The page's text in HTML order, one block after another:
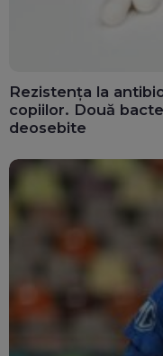
Rezistența la
copiilor. Două
deosebite